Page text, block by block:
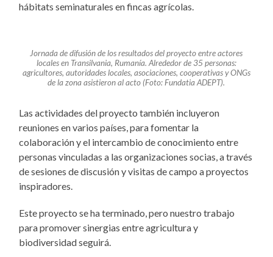
hábitats seminaturales en fincas agrícolas.
Jornada de difusión de los resultados del proyecto entre actores
locales en Transilvania, Rumanía. Alrededor de 35 personas:
agricultores, autoridades locales, asociaciones, cooperativas y ONGs
de la zona asistieron al acto (Foto: Fundatia ADEPT).
Las actividades del proyecto también incluyeron
reuniones en varios países, para fomentar la
colaboración y el intercambio de conocimiento entre
personas vinculadas a las organizaciones socias, a través
de sesiones de discusión y visitas de campo a proyectos
inspiradores.
Este proyecto se ha terminado, pero nuestro trabajo
para promover sinergias entre agricultura y
biodiversidad seguirá.